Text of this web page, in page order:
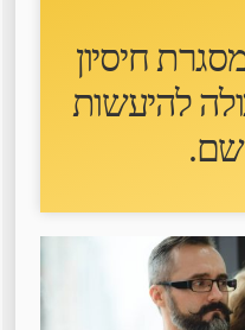
חיסיון
להיעשות
שם.